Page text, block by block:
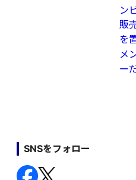
ン
販
を
メ
ー
SNSをフォロー